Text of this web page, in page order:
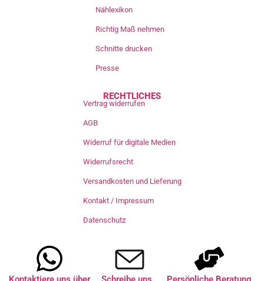
Nählexikon
Richtig Maß nehmen
Schnitte drucken
Presse
RECHTLICHES
Vertrag widerrufen
AGB
Widerruf für digitale Medien
Widerrufsrecht
Versandkosten und Lieferung
Kontakt / Impressum
Datenschutz